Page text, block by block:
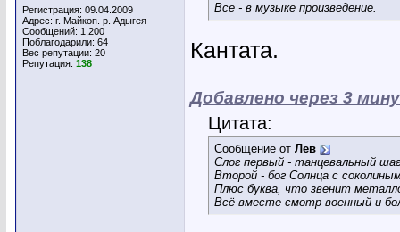
Регистрация: 09.04.2009
Адрес: г. Майкоп. р. Адыгея
Сообщений: 1,200
Поблагодарили: 64
Вес репутации: 20
Репутация: 138
Все - в музыке произведение.
Кантата.
Добавлено через 3
Цитата:
Сообщение от Лев
Слог первый - танцевальный
Второй - бог Солнца с
Плюс буква, что звенит
Всё вместе смотр военный и